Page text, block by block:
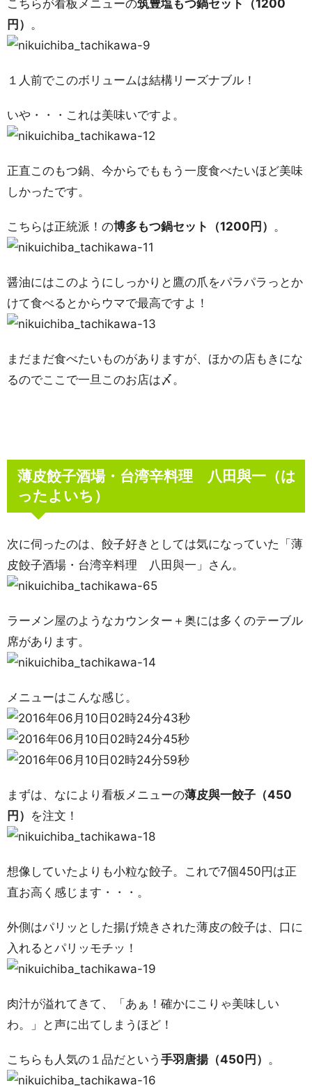
こちらが看板メニューの筑豊塩もつ鍋セット（1200
円） 。
１人前でこのボリュームは結構リーズナブル！
いや・・・これは美味いですよ。
正直このもつ鍋、今からでももう一度食べたいほど美味
しかったです。
こちらは正統派！の博多もつ鍋セット（1200円） 。
醤油にはこのようにしっかりと鷹の爪をパラパラっとか
けて食べるとからウマで最高ですよ！
まだまだ食べたいものがありますが、ほかの店もきにな
るのでここで一旦このお店は〆。
薄皮餃子酒場・台湾辛料理 八田與一（は
ったよいち）
次に伺ったのは、餃子好きとしては気になっていた「薄
皮餃子酒場・台湾辛料理 八田與一」さん。
ラーメン屋のようなカウンター＋奥には多くのテーブル
席があります。
メニューはこんな感じ。
まずは、なにより看板メニューの薄皮與一餃子（450
円） を注文！
想像していたよりも小粒な餃子。これで7個450円は正
直お高く感じます・・・。
外側はパリッとした揚げ焼きされた薄皮の餃子は、口に
入れるとパリッモチッ！
肉汁が溢れてきて、「あぁ！確かにこりゃ美味しい
わ。」と声に出てしまうほど！
こちらも人気の１品だという 手羽唐揚（450円） 。